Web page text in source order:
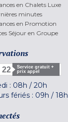
en Chalets Luxe
minutes
en Promotion
Séjour en Groupe
22
Service gratuit +
prix appel
: 08h / 20h
fériés : 09h / 18h